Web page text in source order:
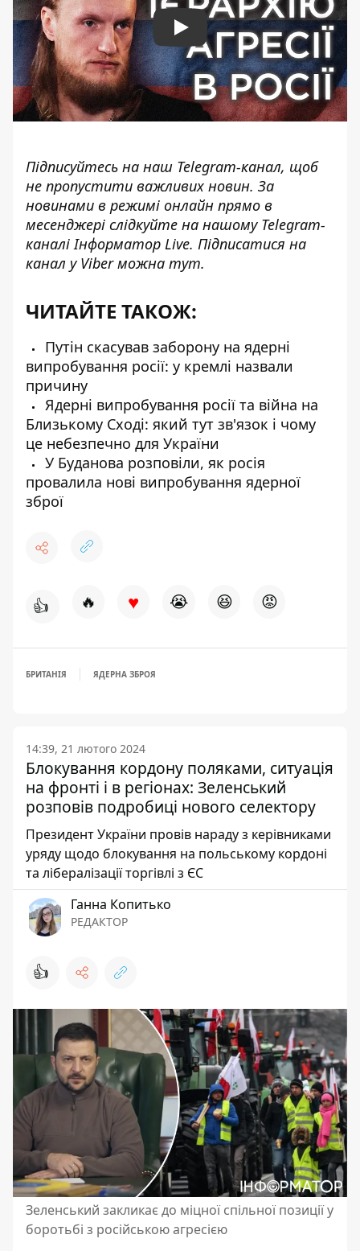
Play
Підписуйтесь на наш Telegram-канал, щоб
не пропустити важливих новин. За
новинами в режимі онлайн прямо в
месенджері слідкуйте на нашому Telegram-
каналіІнформатор Live. Підписатися на
канал у Viber можна тут.
ЧИТАЙТЕ ТАКОЖ:
Путін скасував заборону на ядерні
випробування росії: у кремлі назвали
причину
Ядерні випробування росії та війна на
Близькому Сході: який тут зв'язок і чому
це небезпечно для України
У Буданова розповіли, як росія
провалила нові випробування ядерної
зброї
👍 🔥 ♥ 😭 😆 😡
БРИТАНІЯ ЯДЕРНА ЗБРОЯ
14:39, 21 лютого 2024
Блокування кордону поляками, ситуація
на фронті і в регіонах: Зеленський
розповів подробиці нового селектору
Президент України провів нараду з керівниками
уряду щодо блокування на польському кордоні
та лібералізації торгівлі з ЄС
Ганна Копитько
РЕДАКТОР
👍
Зеленський закликає до міцної спільної позиції у
боротьбі з російською агресією